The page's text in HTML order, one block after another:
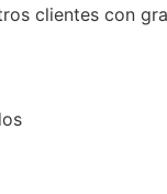
clientes con